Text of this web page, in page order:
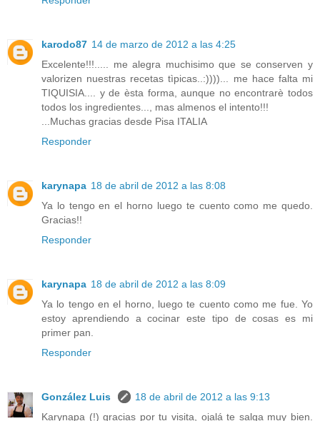
karodo87 14 de marzo de 2012 a las 4:25
Excelente!!!..... me alegra muchisimo que se conserven y
valorizen nuestras recetas tìpicas..:))))... me hace falta mi
TIQUISIA.... y de èsta forma, aunque no encontrarè todos
todos los ingredientes..., mas almenos el intento!!!
...Muchas gracias desde Pisa ITALIA
Responder
karynapa 18 de abril de 2012 a las 8:08
Ya lo tengo en el horno luego te cuento como me quedo.
Gracias!!
Responder
karynapa 18 de abril de 2012 a las 8:09
Ya lo tengo en el horno, luego te cuento como me fue. Yo
estoy aprendiendo a cocinar este tipo de cosas es mi
primer pan.
Responder
González Luis
18 de abril de 2012 a las 9:13
Karynapa (!) gracias por tu visita, ojalá te salga muy bien.